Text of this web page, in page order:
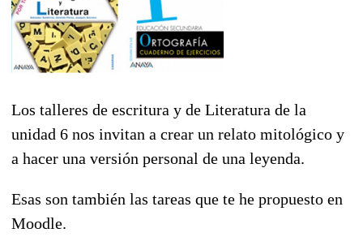
Los talleres de escritura y de Literatura de la
unidad 6 nos invitan a crear un relato mitológico y
a hacer una versión personal de una leyenda.
Esas son también las tareas que te he propuesto en
Moodle.